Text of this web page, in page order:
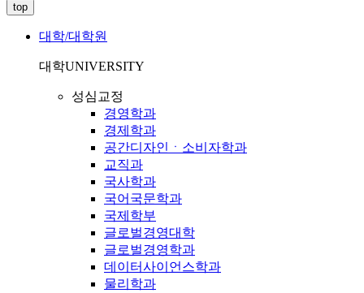
top
대학/대학원
대학UNIVERSITY
성심교정
경영학과
경제학과
공간디자인ㆍ소비자학과
교직과
국사학과
국어국문학과
국제학부
글로벌경영대학
글로벌경영학과
데이터사이언스학과
물리학과